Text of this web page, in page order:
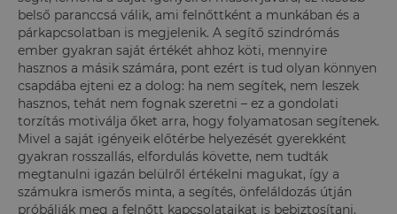
belső paranccsá válik, ami felnőttként a munkában és a
párkapcsolatban is megjelenik. A segítő szindrómás
ember gyakran saját értékét ahhoz köti, mennyire
hasznos a másik számára, pont ezért is tud olyan könnyen
csapdába ejteni ez a dolog: ha nem segítek, nem leszek
hasznos, tehát nem fognak szeretni – ez a gondolati
torzítás motiválja őket arra, hogy folyamatosan segítenek.
Mivel a saját igényeik előtérbe helyezését gyerekként
gyakran rosszallás, elfordulás követte, nem tudták
megtanulni igazán belülről értékelni magukat, így a
számukra ismerős minta, a segítés, önfeláldozás útján
próbálják meg a felnőtt kapcsolataikat is bebiztosítani.